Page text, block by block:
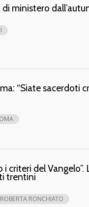
ministero
“Siate sacerdoti
criteri del
trentini
ROBERTA RONCHIATO